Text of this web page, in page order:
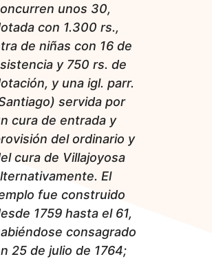
unos 30,
con 1.300 rs.,
de niñas con 16 de
y 750 rs. de
y una igl. parr.
servida por
cura de entrada y
del ordinario y
cura de Villajoyosa
El
fue construido
1759 hasta el 61,
consagrado
25 de julio de 1764;